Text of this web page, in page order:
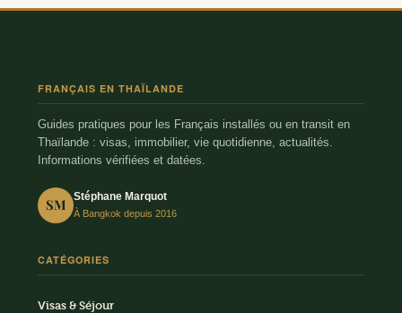
FRANÇAIS EN THAÏLANDE
Guides pratiques pour les Français installés ou en transit en
Thaïlande : visas, immobilier, vie quotidienne, actualités.
Informations vérifiées et datées.
SM Stéphane Marquot
À Bangkok depuis 2016
CATÉGORIES
Visas & Séjour